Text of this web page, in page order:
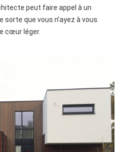
peut faire appel à un
sorte que vous n’ayez à vous
cœur léger.